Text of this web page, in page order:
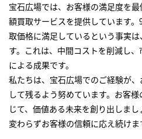
宝石広場では、お客様の満足度を
額買取サービスを提供しています
取価格に満足しているという事実
す。これは、中間コストを削減し
による成果です。
私たちは、宝石広場でのご経験が
して残るよう努めています。お客
じて、価値ある未来を創り出しま
変わらずお客様の信頼に応え続けま